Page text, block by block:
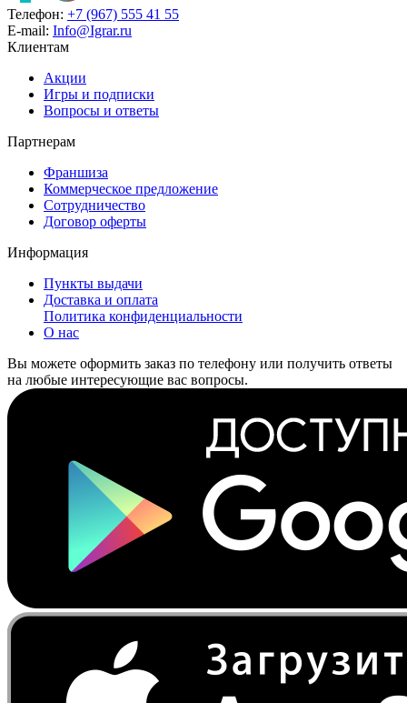
Телефон: +7 (967) 555 41 55
E-mail: Info@Igrar.ru
Клиентам
Акции
Игры и подписки
Вопросы и ответы
Партнерам
Франшиза
Коммерческое предложение
Сотрудничество
Договор оферты
Информация
Пункты выдачи
Доставка и оплата
Политика конфиденциальности
О нас
Вы можете оформить заказ по телефону или получить ответы
на любые интересующие вас вопросы.